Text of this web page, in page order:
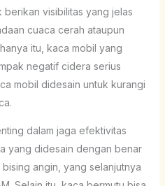
visibilitas yang jelas
cuaca cerah ataupun
itu, kaca mobil yang
negatif cidera serius
mobil didesain untuk kurangi
dalam jaga efektivitas
yang didesain dengan benar
angin, yang selanjutnya